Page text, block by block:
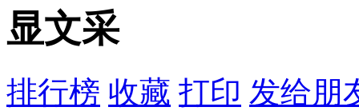
显文采
排行榜 收藏 打印 发给朋